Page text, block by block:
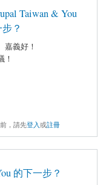
Taiwan & You
？
嘉義好！
！
，請先登入或註冊
的下一步？